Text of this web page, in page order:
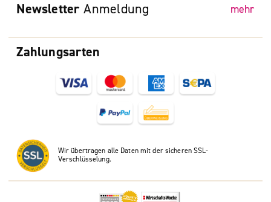
Zahlungsarten
Wir übertragen alle Daten mit der sicheren SSL-
Verschlüsselung.
Newsletter Anmeldung mehr